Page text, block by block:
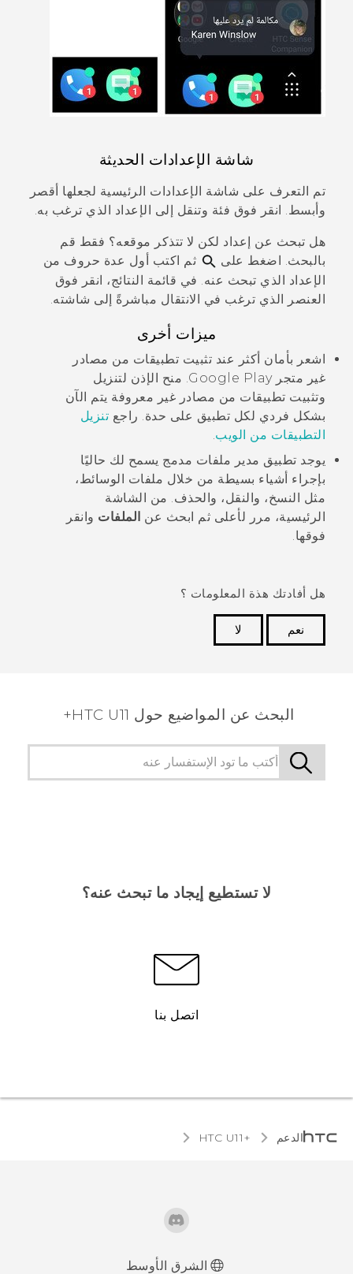
شاشة الإعدادات الحديثة
تم التعرف على شاشة الإعدادات الرئيسية لجعلها أقصر
وأبسط. انقر فوق فئة وتنقل إلى الإعداد الذي ترغب به.
هل تبحث عن إعداد لكن لا تتذكر موقعه؟ فقط قم
بالبحث. اضغط على
ثم اكتب أول عدة حروف من
الإعداد الذي تبحث عنه. في قائمة النتائج، انقر فوق
العنصر الذي ترغب في الانتقال مباشرةً إلى شاشته.
ميزات أخرى
اشعر بأمان أكثر عند تثبيت تطبيقات من مصادر
غير متجر Google Play
. منح الإذن لتنزيل
وتثبيت تطبيقات من مصادر غير معروفة يتم الآن
بشكل فردي لكل تطبيق على حدة. راجع تنزيل
التطبيقات من الويب
يوجد تطبيق مدير ملفات مدمج يسمح لك حاليًا
بإجراء أشياء بسيطة من خلال ملفات الوسائط،
مثل النسخ، والنقل، والحذف. من الشاشة
الرئيسية، مرر لأعلى ثم ابحث عن الملفات وانقر
فوقها.
هل أفادتك هذة المعلومات ؟
نعم
لا
البحث عن المواضيع حول HTC U11+
لا تستطيع إيجاد ما تبحث عنه؟
اتصل بنا
الدعم HTC U11+‎
الشرق الأوسط